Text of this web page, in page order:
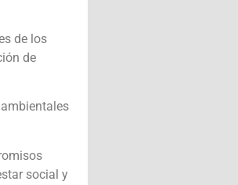
de los
de
social y